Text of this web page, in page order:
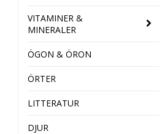
VITAMINER &
MINERALER
ÖGON & ÖRON
ÖRTER
LITTERATUR
DJUR